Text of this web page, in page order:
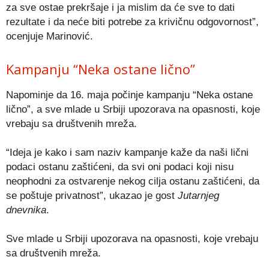
za sve ostae prekršaje i ja mislim da će sve to dati
rezultate i da neće biti potrebe za krivičnu odgovornost”,
ocenjuje Marinović.
Kampanju “Neka ostane lično”
Napominje da 16. maja počinje kampanju “Neka ostane
lično”, a sve mlade u Srbiji upozorava na opasnosti, koje
vrebaju sa društvenih mreža.
“Ideja je kako i sam naziv kampanje kaže da naši lični
podaci ostanu zaštićeni, da svi oni podaci koji nisu
neophodni za ostvarenje nekog cilja ostanu zaštićeni, da
se poštuje privatnost”, ukazao je gost Jutarnjeg
dnevnika.
Sve mlade u Srbiji upozorava na opasnosti, koje vrebaju
sa društvenih mreža.